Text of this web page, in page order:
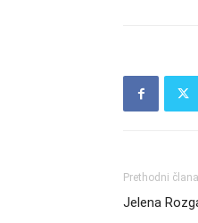
Prethodni
Jelena